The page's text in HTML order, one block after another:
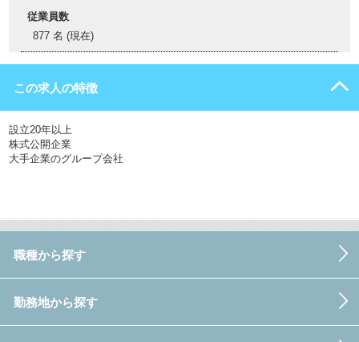
従業員数
877 名 (現在)
この求人の特徴
設立20年以上
株式公開企業
大手企業のグループ会社
職種から探す
勤務地から探す